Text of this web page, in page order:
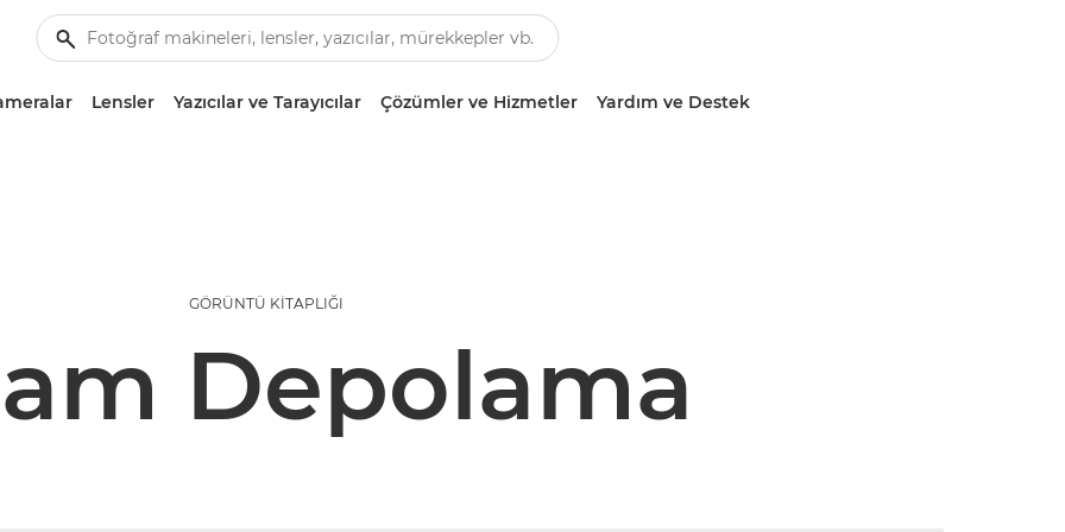
Lensler Yazıcılar ve Tarayıcılar Çözümler ve Hizmetler Yardım ve Destek
GÖRÜNTÜ KITAPLIĞI
Depolama